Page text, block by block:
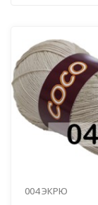
004 ЭКРЮ